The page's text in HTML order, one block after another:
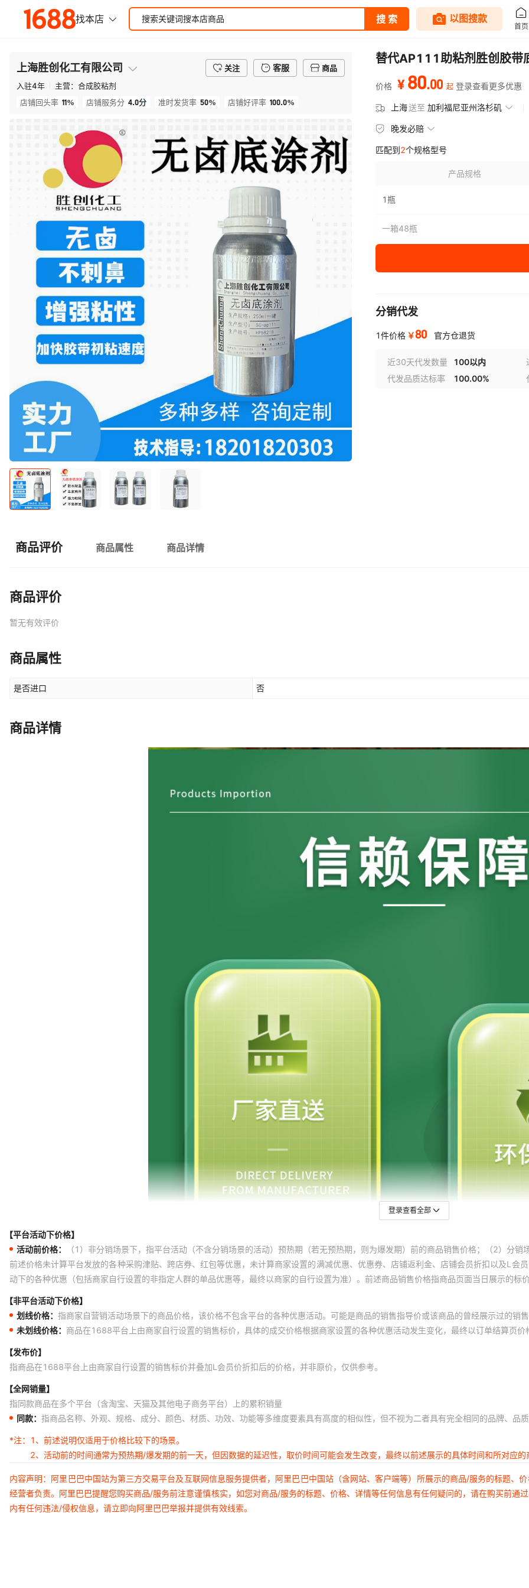
上海胜创化工有限公司 关注 客服
商品
入驻4年 主营： 合成胶粘剂
店铺回头率 11% 店铺服务分 4.0分 准时发货率 50% 店铺好评率 100.0%
替代AP111助粘剂胜创胶带
价格 ¥ 80.00 起 登录查看更多优惠
上海送至 加利福尼亚州洛杉矶
晚发必赔
匹配到2个规格型号
产品规格
1瓶
一箱48瓶
分销代发
1件价格 ￥80 官方仓退货
近30天代发数量 100以内
代发品质达标率
100.00%
商品评价 商品属性 商品详情
商品评价
暂无有效评价
商品属性
是否进口 否
商品详情
登录查看全部
【平台活动下价格】
活动前价格：
（1）非分销场景下，指平台活动（不含分销场景的活动）预热期（若无预热期，则为爆发期）前的商品销售价格；（2）分
前述价格未计算平台发放的各种采购津贴、跨店券、红包等优惠，未计算商家设置的满减优惠、优惠券、店铺返利金、店铺会员折扣以及L会
动下的各种优惠（包括商家自行设置的非指定人群的单品优惠等，最终以商家的自行设置为准）。前述商品销售价格指商品页面当日展示的
【非平台活动下价格】
划线价格： 指商家自营销活动场景下的商品价格，该价格不包含平台的各种优惠活动。可能是商品的销售指导价或该商品的曾经展示过的销
未划线价格： 商品在1688平台上由商家自行设置的销售标价，具体的成交价格根据商家设置的各种优惠活动发生变化，最终以订单结算页价
【发布价】
指商品在1688平台上由商家自行设置的销售标价并叠加L会员价折扣后的价格，并非原价，仅供参考。
【全网销量】
指同款商品在多个平台（含淘宝、天猫及其他电子商务平台）上的累积销量
同款： 指商品名称、外观、规格、成分、颜色、材质、功效、功能等多维度要素具有高度的相似性，但不视为二者具有完全相同的品牌、品
*注：
1、前述说明仅适用于价格比较下的场景。
2、活动前的时间通常为预热期/爆发期的前一天，但因数据的延迟性，取价时间可能会发生改变，最终以前述展示的具体时间和所对应的
内容声明：阿里巴巴中国站为第三方交易平台及互联网信息服务提供者，阿里巴巴中国站（含网站、客户端等）所展示的商品/服务的标题、
经营者负责。阿里巴巴提醒您购买商品/服务前注意谨慎核实，如您对商品/服务的标题、价格、详情等任何信息有任何疑问的，请在购买前通
内有任何违法/侵权信息，请立即向阿里巴巴举报并提供有效线索。